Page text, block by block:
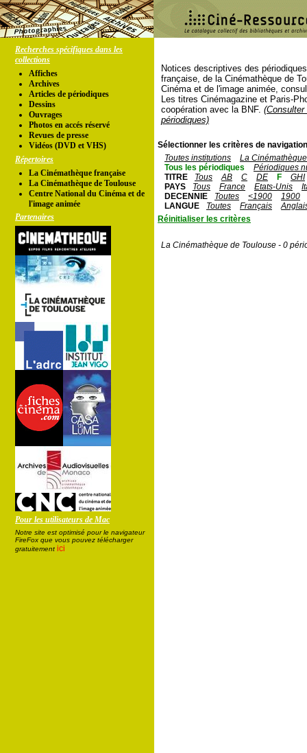
Recherches spécifiques dans les
collections
Affiches
Archives
Articles de périodiques
Dessins
Ouvrages
Photos en accés réservé
Revues de presse
Vidéos (DVD et VHS)
Répertoires
La Cinémathèque française
La Cinémathèque de Toulouse
Centre National du Cinéma et de
l'image animée
Partenaires
Pour les utilisateurs de Mac
Notre site est optimisé pour le navigateur
FireFox que vous pouvez télécharger
gratuitement ici
Notices descriptives des
française, de la Cinémathèque de
Cinéma et de l'image animée,
Les titres Cinémagazine et Paris-
coopération avec la BNF.
périodiques)
Sélectionner les critères de
Toutes institutions
La
Tous les périodiques
Périodiques
TITRE
Tous AB C DE F
GHI
PAYS
Tous France Etats-Unis
DECENNIE
Toutes <1900
1900
LANGUE
Toutes Français
Réinitialiser les critères
La Cinémathèque de Toulouse - 0